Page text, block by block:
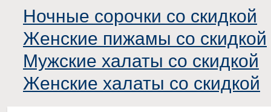
Ночные сорочки со скидкой
Женские пижамы со скидкой
Мужские халаты со скидкой
Женские халаты со скидкой